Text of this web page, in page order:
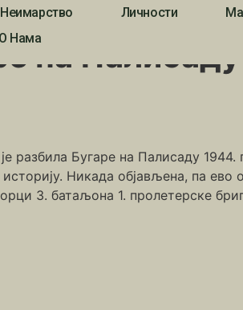
Неимарство Личности
О Нама
Палисаду?
на
разбила Бугаре на Палисаду 1944.
Никада објављена, па
3. батаљона 1. пролетерске